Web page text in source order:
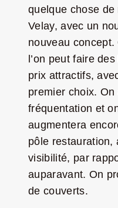
quelque chose
Velay, avec un
nouveau
l’on peut faire
prix attractifs,
premier choix.
fréquentation et
augmentera
pôle restauration,
visibilité, par
auparavant. On
de couverts.